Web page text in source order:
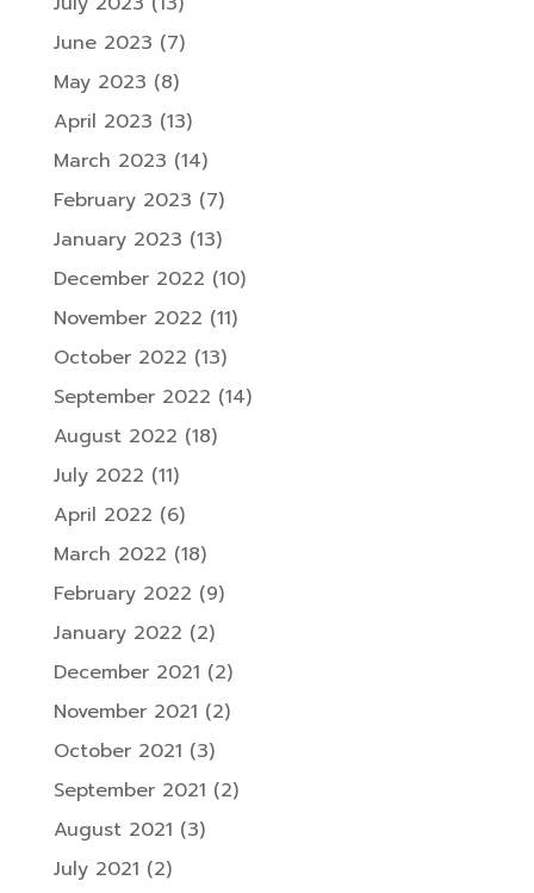
June 2023 (7)
May 2023 (8)
April 2023 (13)
March 2023 (14)
February 2023 (7)
January 2023 (13)
December 2022 (10)
November 2022 (11)
October 2022 (13)
September 2022 (14)
August 2022 (18)
July 2022 (11)
April 2022 (6)
March 2022 (18)
February 2022 (9)
January 2022 (2)
December 2021 (2)
November 2021 (2)
October 2021 (3)
September 2021 (2)
August 2021 (3)
July 2021 (2)